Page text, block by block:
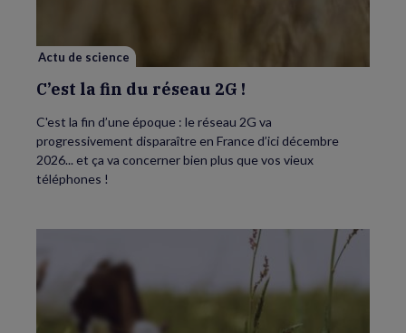
Actu de science
C’est la fin du réseau 2G !
C'est la fin d’une époque : le réseau 2G va
progressivement disparaître en France d’ici décembre
2026... et ça va concerner bien plus que vos vieux
téléphones !